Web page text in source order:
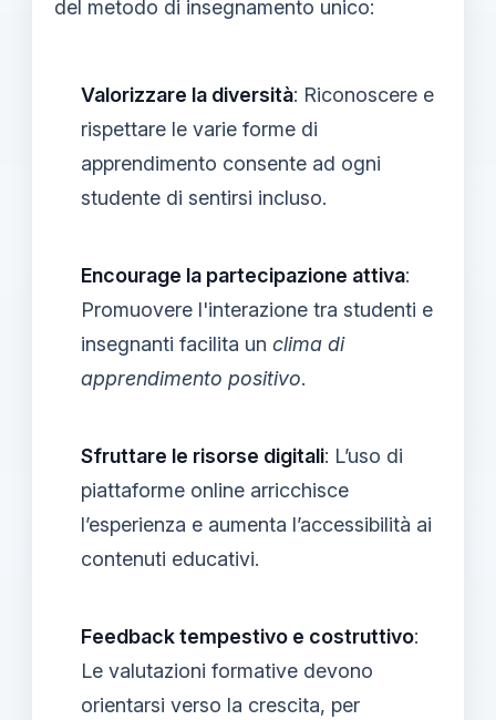
del metodo di insegnamento unico:
Valorizzare la diversità: Riconoscere e
rispettare le varie forme di
apprendimento consente ad ogni
studente di sentirsi incluso.
Encourage la partecipazione attiva:
Promuovere l'interazione tra studenti e
insegnanti facilita un clima di
apprendimento positivo.
Sfruttare le risorse digitali: L’uso di
piattaforme online arricchisce
l’esperienza e aumenta l’accessibilità ai
contenuti educativi.
Feedback tempestivo e costruttivo:
Le valutazioni formative devono
orientarsi verso la crescita, per